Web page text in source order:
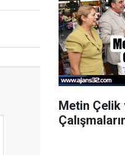
Metin Çelik